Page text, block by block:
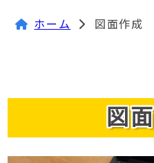
ホーム 図面作成
図